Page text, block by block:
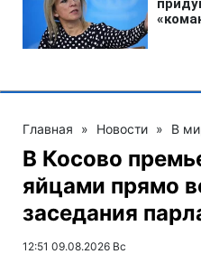
Главная » Новости » В
В Косово
яйцами прямо
заседания
12:51 09.08.2026 Вс